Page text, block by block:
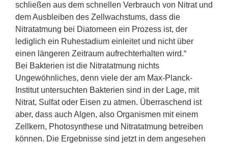
schließen aus dem schnellen Verbrauch von Nitrat und
dem Ausbleiben des Zellwachstums, dass die
Nitratatmung bei Diatomeen ein Prozess ist, der
lediglich ein Ruhestadium einleitet und nicht über
einen längeren Zeitraum aufrechterhalten wird.“
Bei Bakterien ist die Nitratatmung nichts
Ungewöhnliches, denn viele der am Max-Planck-
Institut untersuchten Bakterien sind in der Lage, mit
Nitrat, Sulfat oder Eisen zu atmen. Überraschend ist
aber, dass auch Algen, also Organismen mit einem
Zellkern, Photosynthese und Nitratatmung betreiben
können. Die Ergebnisse sind jetzt in dem angesehen